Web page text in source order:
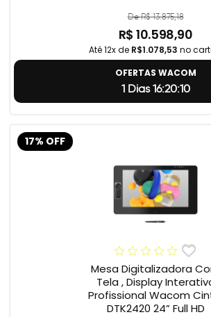
De R$ 13.875,18
R$ 10.598,90
Até 12x de R$1.078,53 no
OFERTAS WACOM
1 Dias 16:20:9
17% OFF
Mesa Digitalizadora
Tela , Display
Profissional Wacom
DTK2420 24” Full HD